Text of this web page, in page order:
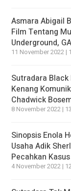
Asmara Abigail
Film Tentang
Underground,
11 November 2022 |
Sutradara
Kenang
Chadwick
8 November 2022 |
Sinopsis Enola
Usaha Adik
Pecahkan
4 November 2022 |